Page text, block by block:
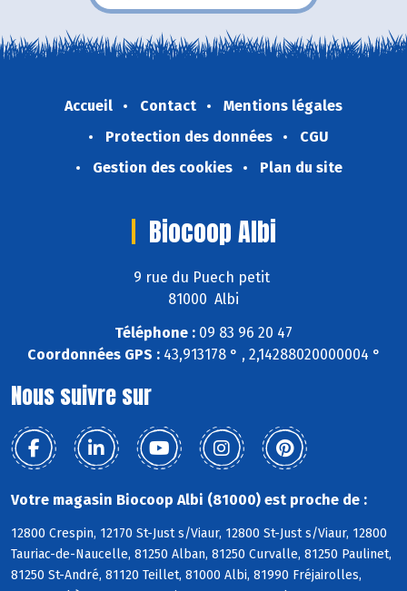
Accueil Contact
Mentions légales
Protection des données
CGU
Gestion des cookies
Plan du site
Biocoop Albi
9 rue du Puech petit
81000 Albi
Téléphone : 09 83 96 20 47
Coordonnées GPS :43,913178 ° , 2,14288020000004 °
Nous suivre sur
Votre magasin Biocoop Albi (81000) est proche de :
12800 Crespin, 12170 St-Just s/Viaur, 12800 St-Just s/Viaur, 12800
Tauriac-de-Naucelle, 81250 Alban, 81250 Curvalle, 81250 Paulinet,
81250 St-André, 81120 Teillet, 81000 Albi, 81990 Fréjairolles,